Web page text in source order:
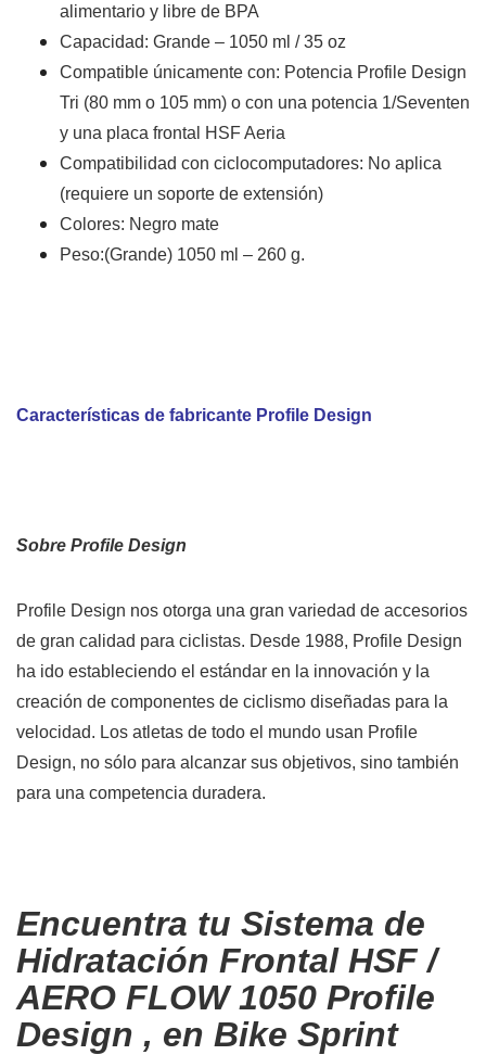
alimentario y libre de BPA
Capacidad: Grande – 1050 ml / 35 oz
Compatible únicamente con: Potencia Profile Design
Tri (80 mm o 105 mm) o con una potencia 1/Seventen
y una placa frontal HSF Aeria
Compatibilidad con ciclocomputadores: No aplica
(requiere un soporte de extensión)
Colores: Negro mate
Peso:(Grande) 1050 ml – 260 g.
Características de fabricante Profile Design
Sobre Profile Design
Profile Design nos otorga una gran variedad de accesorios
de gran calidad para ciclistas. Desde 1988, Profile Design
ha ido estableciendo el estándar en la innovación y la
creación de componentes de ciclismo diseñadas para la
velocidad. Los atletas de todo el mundo usan Profile
Design, no sólo para alcanzar sus objetivos, sino también
para una competencia duradera.
Encuentra tu Sistema de
Hidratación Frontal HSF /
AERO FLOW 1050 Profile
Design , en Bike Sprint